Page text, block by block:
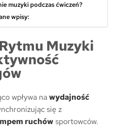
muzyki podczas ćwiczeń?
wpisy:
Muzyki
wpływa nawydajność
się z
ruchów sportowców.